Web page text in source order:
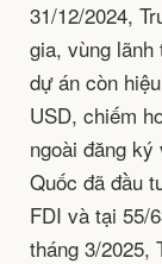
31/12/2024,
gia, vùng lãnh
dự án còn
USD, chiếm
ngoài đăng
Quốc đã đầu
FDI và tại 55/
tháng 3/2025,